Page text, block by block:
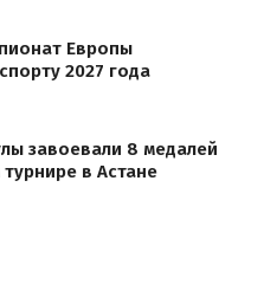
Европы
2027 года
завоевали 8 медалей
в Астане